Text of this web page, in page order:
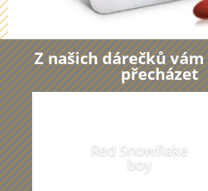
Z našich dárečků
přecházet
Red Snowflake
boy